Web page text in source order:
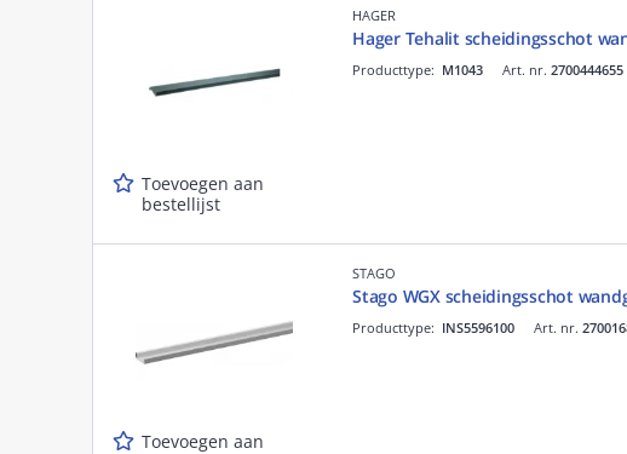
Toevoegen aan
bestellijst
HAGER
Hager Tehalit scheidingsschot
Art. nr. 2700444655
Producttype: M1043
Toevoegen aan
STAGO
Stago WGX scheidingsschot
Art. nr.
Producttype: INS5596100